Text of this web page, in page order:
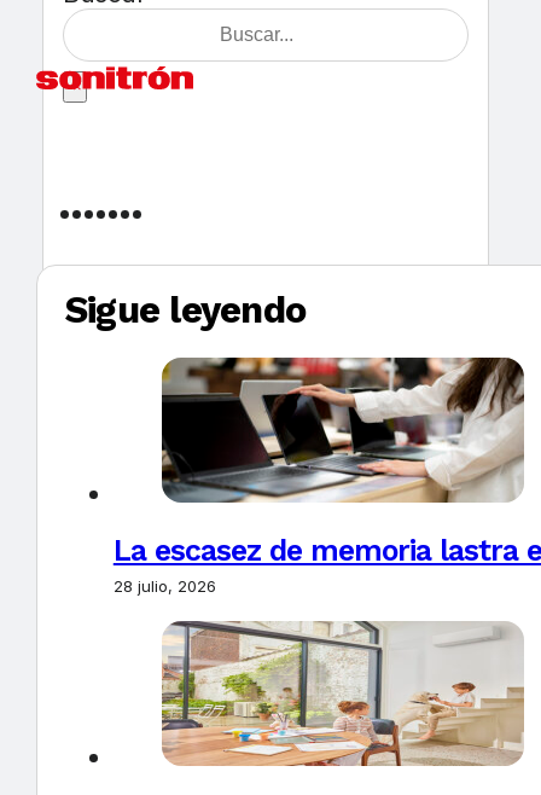
×
Sigue leyendo
La escasez de memoria lastra
28 julio, 2026